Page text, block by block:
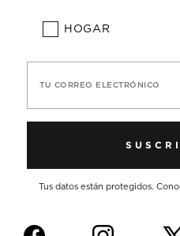
HOGAR
TU CORREO ELECTRÓNICO
Tus datos están protegidos.